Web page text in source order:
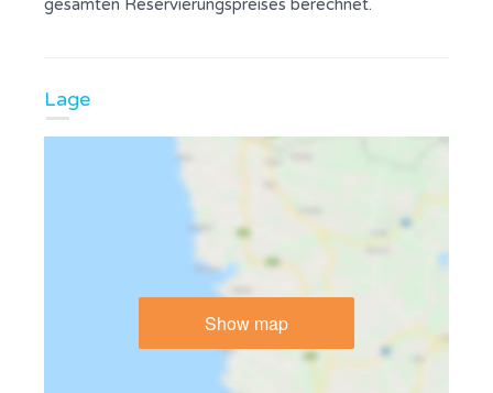
gesamten Reservierungspreises berechnet.
Lage
Show map